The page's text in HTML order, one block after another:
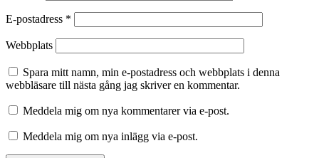
E-postadress *
Webbplats
Spara mitt namn, min e-postadress och webbplats i denna
webbläsare till nästa gång jag skriver en kommentar.
Meddela mig om nya kommentarer via e-post.
Meddela mig om nya inlägg via e-post.